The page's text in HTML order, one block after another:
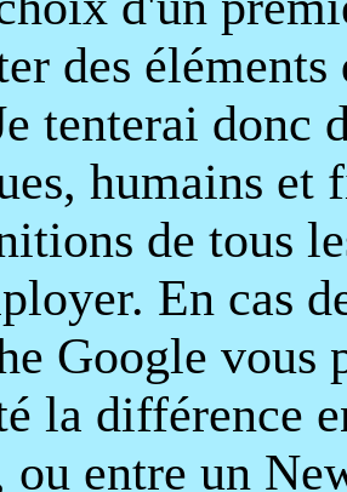
des
tenterai donc
humains et
de tous
En cas
Google vous
la différence
ou entre un